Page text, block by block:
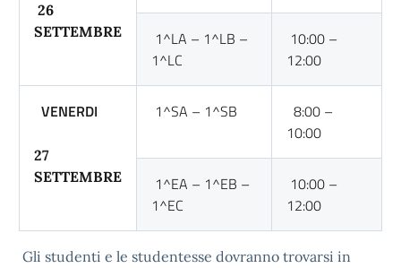
26
SETTEMBRE
1^LA – 1^LB –
1^LC
10:00 –
12:00
VENERDI
27
SETTEMBRE
1^SA – 1^SB
8:00 –
10:00
1^EA – 1^EB –
1^EC
10:00 –
12:00
Gli studenti e le studentesse dovranno trovarsi in